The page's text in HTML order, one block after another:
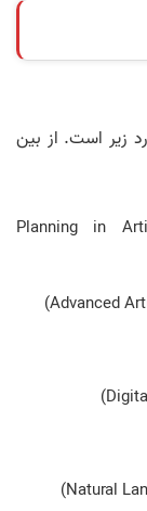
زیر است. از بین
(Planning in